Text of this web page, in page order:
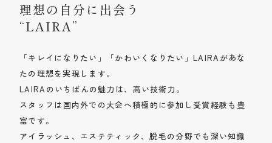
理想の自分に出会う
“LAIRA”
「キレイになりたい」「かわいくなりたい」 LAIRAがあな
たの理想を実現します。
LAIRAのいちばんの魅力は、高い技術力。
スタッフは国内外での大会へ積極的に参加し受賞経験も豊
富です。
アイラッシュ、エステティック、脱毛の分野でも深い知識